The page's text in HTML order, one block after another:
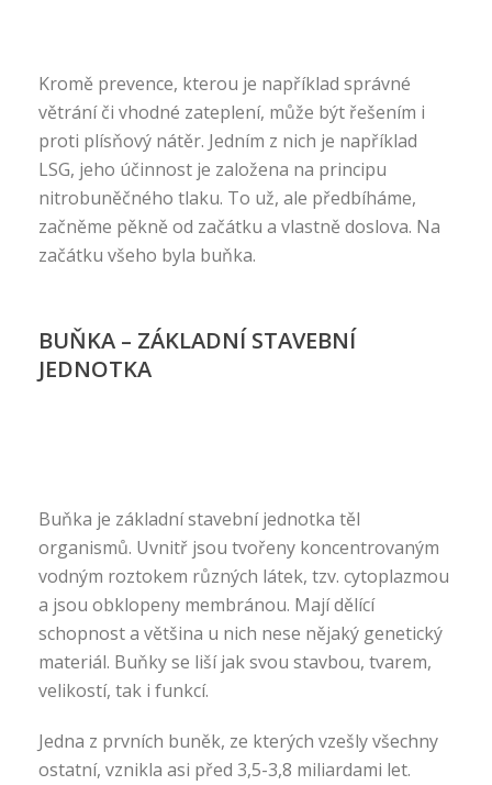
Kromě prevence, kterou je například správné
větrání či vhodné zateplení, může být řešením i
proti plísňový nátěr. Jedním z nich je například
LSG, jeho účinnost je založena na principu
nitrobuněčného tlaku. To už, ale předbíháme,
začněme pěkně od začátku a vlastně doslova. Na
začátku všeho byla buňka.
BUŇKA – ZÁKLADNÍ STAVEBNÍ
JEDNOTKA
Buňka je základní stavební jednotka těl
organismů. Uvnitř jsou tvořeny koncentrovaným
vodným roztokem různých látek, tzv. cytoplazmou
a jsou obklopeny membránou. Mají dělící
schopnost a většina u nich nese nějaký genetický
materiál. Buňky se liší jak svou stavbou, tvarem,
velikostí, tak i funkcí.
Jedna z prvních buněk, ze kterých vzešly všechny
ostatní, vznikla asi před 3,5-3,8 miliardami let.